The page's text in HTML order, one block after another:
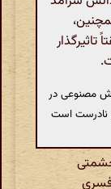
مصنوعی در
نادرست است